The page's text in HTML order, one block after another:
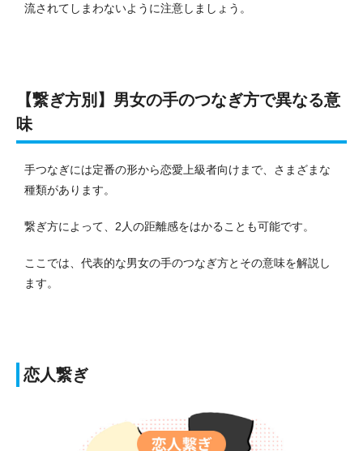
流されてしまわないように注意しましょう。
【繋ぎ方別】男女の手のつなぎ方で異なる意
味
手つなぎには定番の形から恋愛上級者向けまで、さまざまな
種類があります。
繋ぎ方によって、2人の距離感をはかることも可能です。
ここでは、代表的な男女の手のつなぎ方とその意味を解説し
ます。
恋人繋ぎ